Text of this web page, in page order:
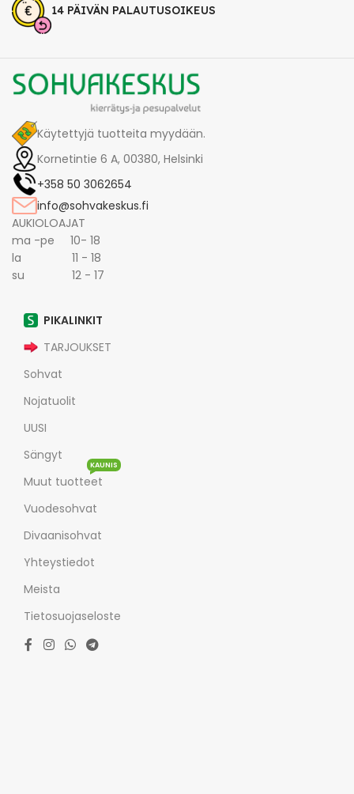
14 PÄIVÄN PALAUTUSOIKEUS
Käytettyjä tuotteita myydään.
Kornetintie 6 A, 00380, Helsinki
+358 50 3062654
info@sohvakeskus.fi
AUKIOLOAJAT
ma -pe 10- 18
la 11 - 18
su 12 - 17
PIKALINKIT
TARJOUKSET
Sohvat
Nojatuolit
UUSI
Sängyt
Muut tuotteet
KAUNIS
Vuodesohvat
Divaanisohvat
Yhteystiedot
Meista
Tietosuojaseloste